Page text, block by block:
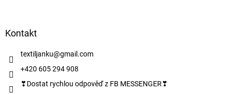
Kontakt
textiljanku@gmail.com
+420 605 294 908
❣Dostat rychlou odpověď z FB MESSENGER❣